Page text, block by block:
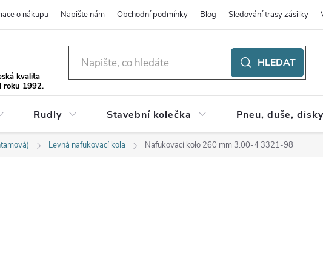
o nákupu Napište nám Obchodní podmínky Blog Sledování trasy zásilky
kvalita
roku 1992.
HLEDAT
Rudly Stavební kolečka Pneu, duše, disky
Levná nafukovací kola Nafukovací kolo 260 mm 3.00-4 3321-98